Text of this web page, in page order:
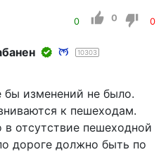
0 0 0
10303
изменений не было.
к пешеходам.
в отсутствие пешеходной
дороге должно быть по